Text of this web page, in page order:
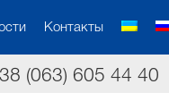
(063) 605 44 40
Контакты